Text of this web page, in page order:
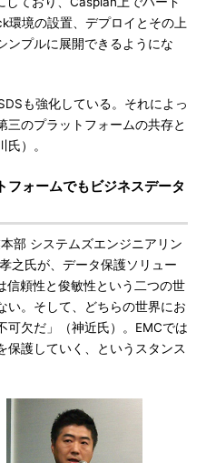
環境の設置、デプロイとその上
ンプルに展開できるようにな
も強化している。それによっ
三のプラットフォームの共存と
）。
フォームでもビジネスデータ
部 システムズエンジニアリン
之氏が、データ保護ソリュー
信頼性と俊敏性という二つの世
い。そして、どちらの世界にお
可欠だ」（神近氏）。EMCでは
保護していく、というスタンス